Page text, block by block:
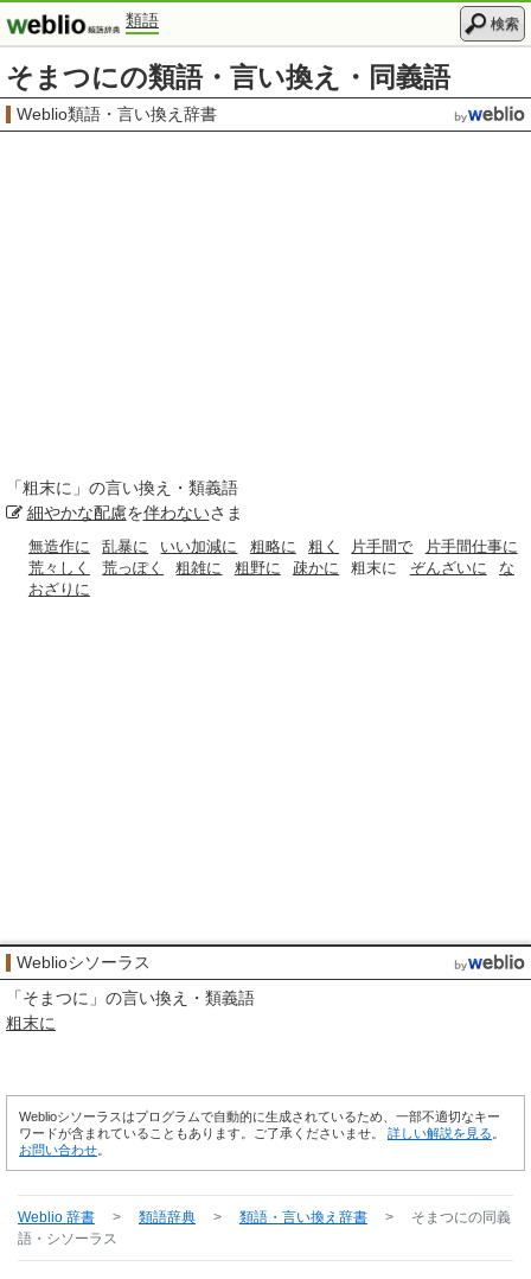
類語 検索
そまつにの類語・言い換え・同義語
Weblio類語・言い換え辞書
「粗末に 」の言い換え・類義語
細やかな配慮を伴わないさま
無造作に 乱暴に いい加減に 粗略に 粗く 片手間で
片手間仕事に
荒々しく
荒っぽく 粗雑に 粗野に 疎かに 粗末に ぞんざいに
な
おざりに
Weblioシソーラス
「そまつに 」の言い換え・類義語
粗末に
Weblioシソーラスはプログラムで自動的に生成されているため、一部不適切なキー
ワードが含まれていることもあります。ご了承くださいませ。 詳しい解説を見る。
お問い合わせ。
Weblio 辞書 > 類語辞典 > 類語・言い換え辞書 > そまつにの同義
語・シソーラス